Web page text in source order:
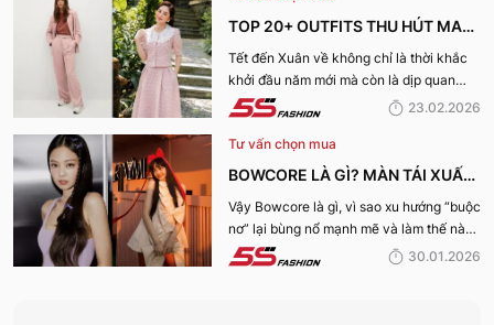
TOP 20+ OUTFITS THU HÚT MAY
MẮN, TÀI LỘC "HỢP VÍA" KHAI
XUÂN 2026
Tết đến Xuân về không chỉ là thời khắc
khởi đầu năm mới mà còn là dịp quan
trọng để mỗi người “khai vía” đón may
mặc gì ngày đầu năm để hợp vía, hút tài
lộc và thu hút năng lượng tích cực? Cùng
2026 mặc gì “hợp vía” trong bài viết này
nhé:
23.02.2026
Tư vấn chọn mua
BOWCORE LÀ GÌ? MÀN TÁI XUẤT
ĐỈNH CAO CỦA XU HƯỚNG
BOWCORE “BUỘC NƠ” KHUẤY
ĐẢO THỜI TRANG 2026
Vậy Bowcore là gì, vì sao xu hướng “buộc
nơ” lại bùng nổ mạnh mẽ và làm thế nào
để phối đồ chuẩn Bowcore mà vẫn giữ
30.01.2026